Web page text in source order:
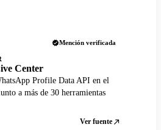
Mención verificada
Center
Profile Data API en el
a más de 30 herramientas
Ver fuente